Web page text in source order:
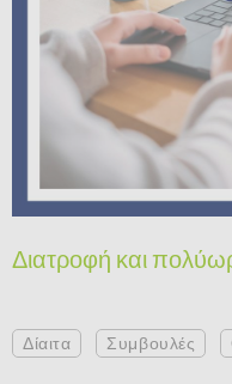
Διατροφή και
Δίαιτα Συμβουλές